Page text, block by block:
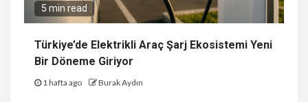
5 min read
Türkiye’de Elektrikli Araç Şarj Ekosistemi Yeni
Bir Döneme Giriyor
1 hafta ago Burak Aydın